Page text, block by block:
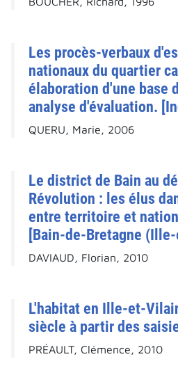
Les procès-verbaux
nationaux du quartier
élaboration d'une base
analyse d'évaluation.
QUERU, Marie, 2006
Le district de Bain au
Révolution : les élus
entre territoire et
[Bain-de-Bretagne
DAVIAUD, Florian, 2010
L'habitat en Ille-et-
siècle à partir des
PRÉAULT, Clémence, 2010